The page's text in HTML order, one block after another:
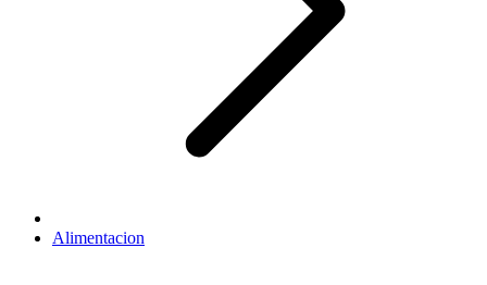
Alimentacion